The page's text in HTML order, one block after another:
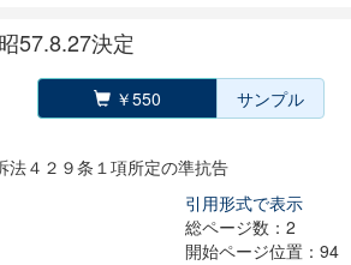
57.8.27決定
￥550 サンプル
法４２９条１項所定の準抗告
引用形式で表示
総ページ数：2
開始ページ位置：94